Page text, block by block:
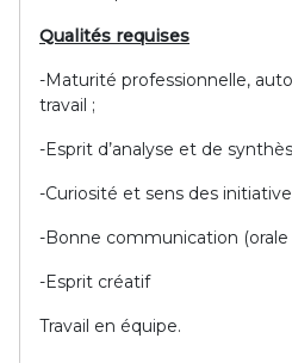
Qualités requises
-Maturité professionnelle,
travail ;
-Esprit d’analyse et de
-Curiosité et sens des
-Bonne communication (orale
-Esprit créatif
Travail en équipe.